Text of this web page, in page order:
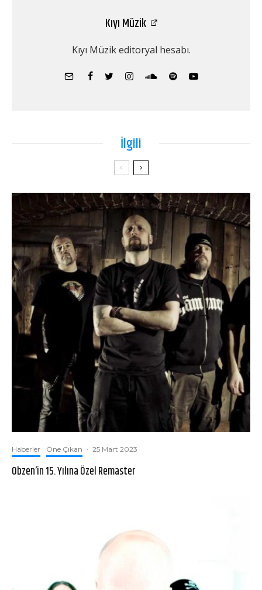
Kıyı Müzik
Kıyı Müzik editoryal hesabı.
İlgili
Haberler Öne Çıkan · 25 Mart 2023
Obzen’in 15. Yılına Özel Remaster